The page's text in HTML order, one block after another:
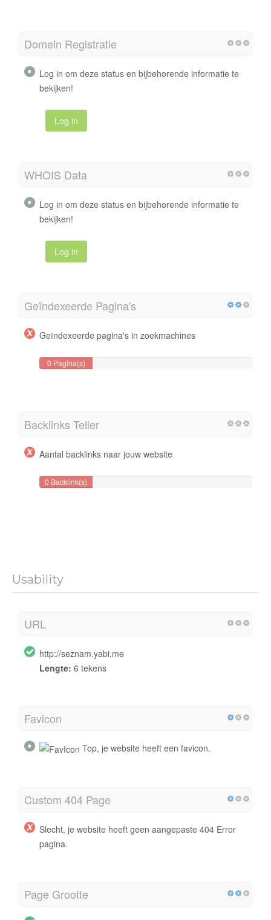
Domein Registratie
Log in om deze status en bijbehorende informatie te
bekijken!
Log in
WHOIS Data
Log in om deze status en bijbehorende informatie te
bekijken!
Log in
Geïndexeerde Pagina's
Geïndexeerde pagina's in zoekmachines
0 Pagina(s)
Backlinks Teller
Aantal backlinks naar jouw website
0 Backlink(s)
Usability
URL
http://seznam.yabi.me
Lengte: 6 tekens
Favicon
Top, je website heeft een favicon.
Custom 404 Page
Slecht, je website heeft geen aangepaste 404 Error
pagina.
Page Grootte